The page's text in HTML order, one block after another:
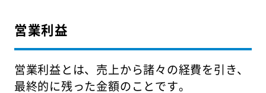
営業利益
営業利益とは、売上から諸々の経費を引き、
最終的に残った金額のことです。